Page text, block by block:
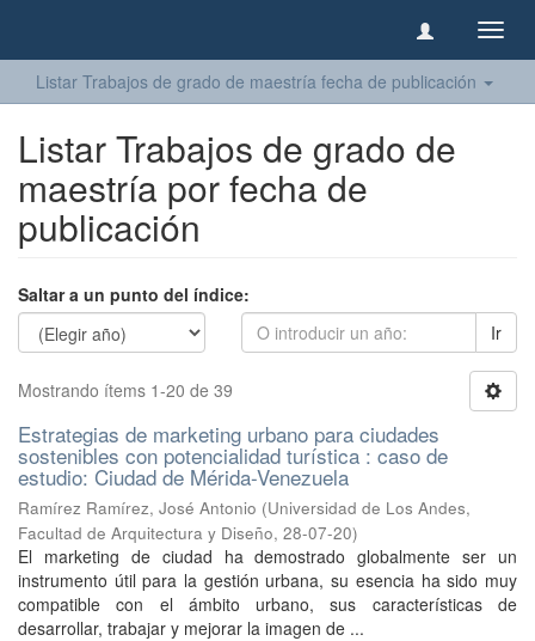
Listar Trabajos de grado de maestría fecha de publicación
Listar Trabajos de grado de
maestría por fecha de
publicación
Saltar a un punto del índice:
Ir
Mostrando ítems 1-20 de 39
Estrategias de marketing urbano para ciudades
sostenibles con potencialidad turística : caso de
estudio: Ciudad de Mérida-Venezuela
Ramírez Ramírez, José Antonio (Universidad de Los Andes,
Facultad de Arquitectura y Diseño, 28-07-20)
El marketing de ciudad ha demostrado globalmente ser un
instrumento útil para la gestión urbana, su esencia ha sido muy
compatible con el ámbito urbano, sus características de
desarrollar, trabajar y mejorar la imagen de ...